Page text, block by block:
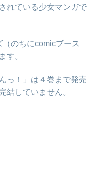
れている少女マンガで
のちにcomicブース
す。
っ！」は４巻まで発売
結していません。